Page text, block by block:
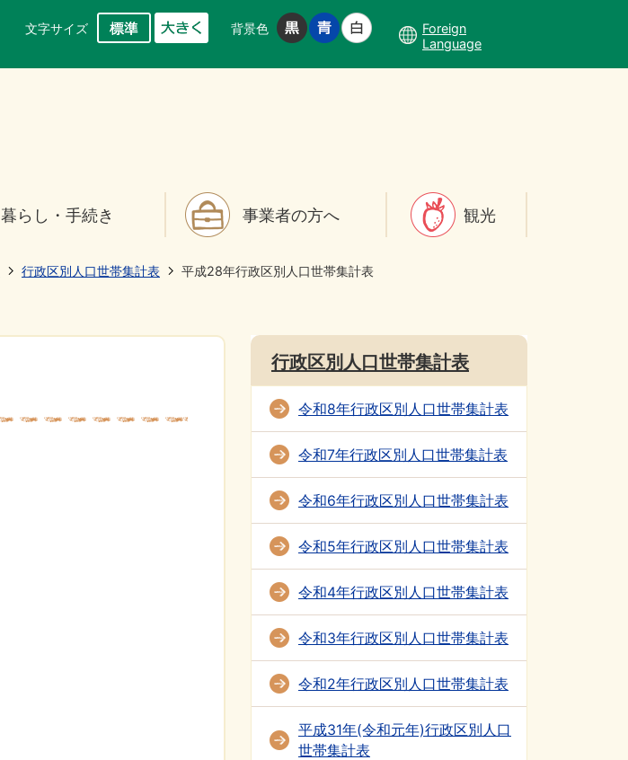
文字サイズ 背景色
Foreign
Language
暮らし・手続き 事業者の方へ 観光
行政区別人口世帯集計表 平成28年行政区別人口世帯集計表
行政区別人口世帯集計表
令和8年行政区別人口世帯集計表
令和7年行政区別人口世帯集計表
令和6年行政区別人口世帯集計表
令和5年行政区別人口世帯集計表
令和4年行政区別人口世帯集計表
令和3年行政区別人口世帯集計表
令和2年行政区別人口世帯集計表
平成31年(令和元年)行政区別人口
世帯集計表